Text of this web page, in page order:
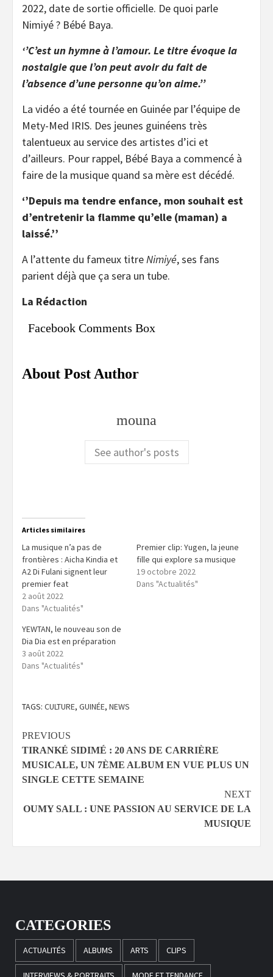
2022, date de sortie officielle. De quoi parle
Nimiyé ? Bébé Baya.
‘’C’est un hymne à l’amour. Le titre évoque la
nostalgie que l’on peut avoir du fait de
l’absence d’une personne qu’on aime.’’
La vidéo a été tournée en Guinée par l’équipe de
Mety-Med IRIS. Des jeunes guinéens très
talentueux au service des artistes d’ici et
d’ailleurs. Pour rappel, Bébé Baya a commencé à
faire de la musique quand sa mère est décédé.
‘’Depuis ma tendre enfance, mon souhait est
d’entretenir la flamme qu’elle (maman) a
laissé.’’
A l’attente du fameux titreNimiyé, ses fans
parient déjà que ça sera un tube.
La Rédaction
Facebook Comments Box
About Post Author
mouna
See author's posts
Articles similaires
La musique n’a pas de
frontières : Aicha Kindia et
A2 Di Fulani signent leur
premier feat
2 août 2022
Dans "Actualités"
Premier clip: Yugen, la jeune
fille qui explore sa musique
19 octobre 2022
Dans "Actualités"
YEWTAN, le nouveau son de
Dia Dia est en préparation
3 août 2022
Dans "Actualités"
TAGS: CULTURE, GUINÉE, NEWS
Continue
Reading
PREVIOUS
TIRANKÉ SIDIMÉ : 20 ANS DE CARRIÈRE
MUSICALE, UN 7ÈME ALBUM EN VUE PLUS UN
SINGLE CETTE SEMAINE
NEXT
OUMY SALL : UNE PASSION AU SERVICE DE LA
MUSIQUE
CATEGORIES
ACTUALITÉS ALBUMS ARTS CLIPS